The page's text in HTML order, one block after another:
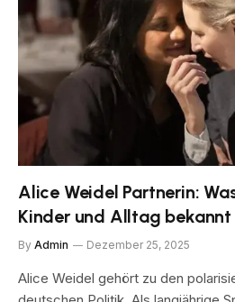
Alice Weidel Partnerin:
Kinder und Alltag bekannt
By Admin Dezember 25, 2025
Alice Weidel gehört zu den